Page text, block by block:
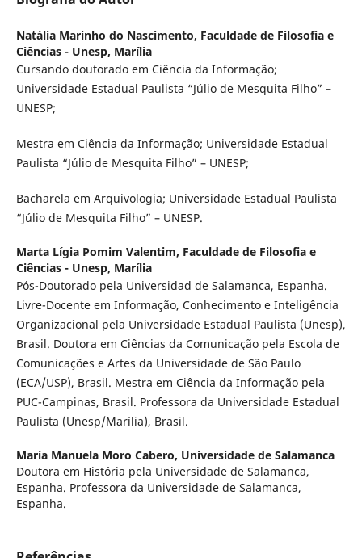
Natália Marinho do Nascimento, Faculdade de Filosofia e
Ciências - Unesp, Marília
Cursando doutorado em Ciência da Informação;
Universidade Estadual Paulista “Júlio de Mesquita Filho” –
UNESP;
Mestra em Ciência da Informação; Universidade Estadual
Paulista “Júlio de Mesquita Filho” – UNESP;
Bacharela em Arquivologia; Universidade Estadual Paulista
“Júlio de Mesquita Filho” – UNESP.
Marta Lígia Pomim Valentim, Faculdade de Filosofia e
Ciências - Unesp, Marília
Pós-Doutorado pela Universidad de Salamanca, Espanha.
Livre-Docente em Informação, Conhecimento e Inteligência
Organizacional pela Universidade Estadual Paulista (Unesp),
Brasil. Doutora em Ciências da Comunicação pela Escola de
Comunicações e Artes da Universidade de São Paulo
(ECA/USP), Brasil. Mestra em Ciência da Informação pela
PUC-Campinas, Brasil. Professora da Universidade Estadual
Paulista (Unesp/Marília), Brasil.
María Manuela Moro Cabero, Universidade de Salamanca
Doutora em História pela Universidade de Salamanca,
Espanha. Professora da Universidade de Salamanca,
Espanha.